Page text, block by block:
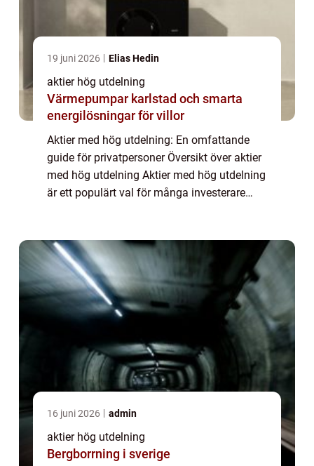
19 juni 2026 Elias Hedin
aktier hög utdelning
Värmepumpar karlstad och smarta
energilösningar för villor
Aktier med hög utdelning: En omfattande
guide för privatpersoner Översikt över aktier
med hög utdelning Aktier med hög utdelning
är ett populärt val för många investerare
16 juni 2026 admin
aktier hög utdelning
Bergborrning i sverige